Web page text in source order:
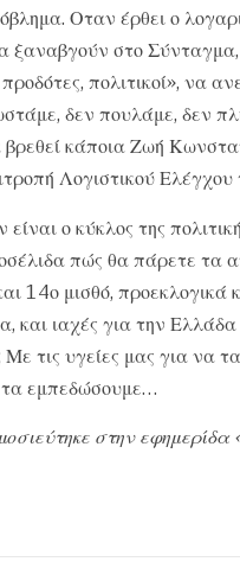
Οταν έρθει ο
ξαναβγούν στο
πολιτικοί», να
δεν πουλάμε, δεν
κάποια Ζωή
Λογιστικού Ελέγχου
είναι ο κύκλος της
πώς θα πάρετε τα
14ο μισθό, προεκλογικά
και ιαχές για την
Με τις υγείες μας για να
τα εμπεδώσουμε…
στην εφημερίδα